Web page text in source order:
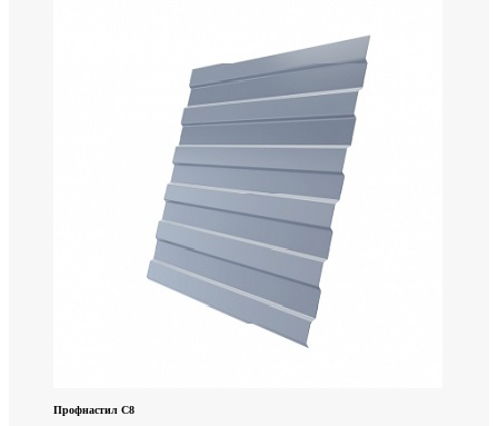
Профнастил С8